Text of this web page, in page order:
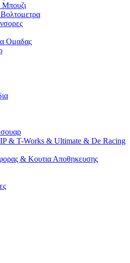
Ομαδας
& T-Works & Ultimate & De Racing
& Κουτια Αποθηκευσης